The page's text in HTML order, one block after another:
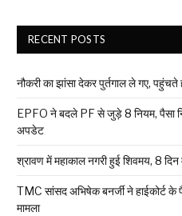
RECENT POSTS
नौकरी का झांसा देकर पुर्तगाल ले गए, पहुंचते
EPFO ने बदले PF से जुड़े 8 नियम, पैसा
अपडेट
श्रावण में महाकाल नगरी हुई शिवमय, 8
TMC सांसद अभिषेक बनर्जी ने हाईकोर्ट
मामला